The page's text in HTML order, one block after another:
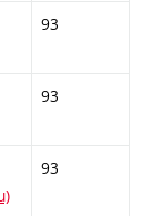
93
93
93